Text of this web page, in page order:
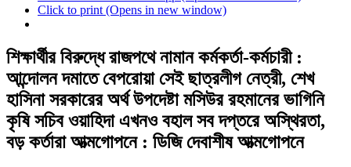
Click to print (Opens in new window)
শিক্ষার্থীর বিরুদ্ধে রাজপথে নামান কর্মকর্তা-কর্মচারী :
আন্দোলন দমাতে বেপরোয়া সেই ছাত্রলীগ নেত্রী, শেখ
হাসিনা সরকারের অর্থ উপদেষ্টা মসিউর রহমানের ভাগিনি
কৃষি সচিব ওয়াহিদা এখনও বহাল সব দপ্তরে অস্থিরতা,
বড় কর্তারা আত্মগোপনে : ডিজি দেবাশীষ আত্মগোপনে